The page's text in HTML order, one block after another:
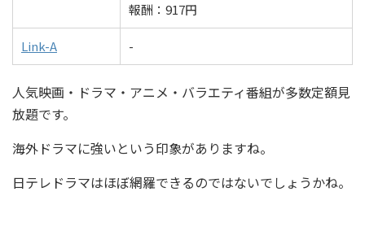
報酬：917円
Link-A -
人気映画・ドラマ・アニメ・バラエティ番組が多数定額見
放題です。
海外ドラマに強いという印象がありますね。
日テレドラマはほぼ網羅できるのではないでしょうかね。